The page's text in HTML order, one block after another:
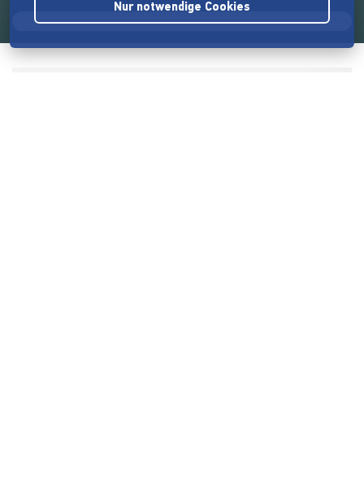
Nur notwendige Cookies